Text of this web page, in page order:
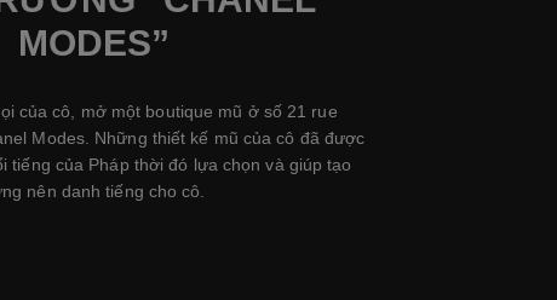
MODES”
của cô, mở một boutique mũ ở số 21 rue
Modes. Những thiết kế mũ của cô đã được
tiếng của Pháp thời đó lựa chọn và giúp tạo
nên danh tiếng cho cô.